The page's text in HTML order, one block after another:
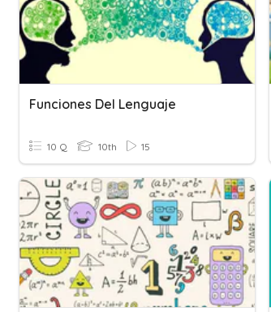
Funciones Del Lenguaje
10 Q 10th 15